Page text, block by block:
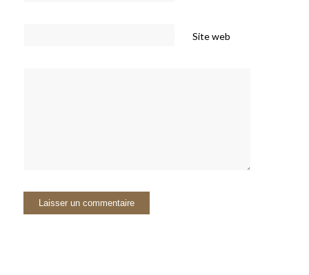
Site web